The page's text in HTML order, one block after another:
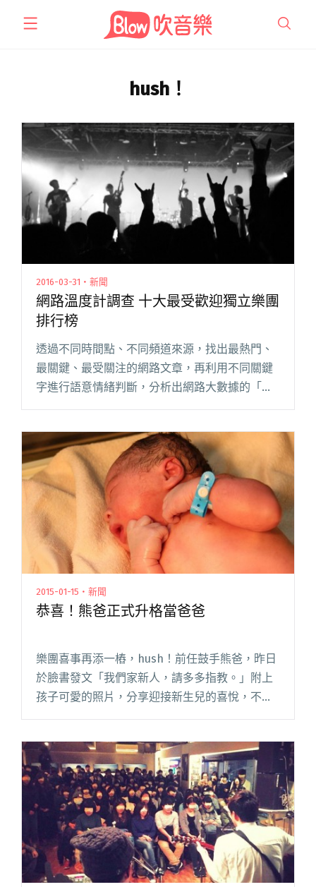
hush！
2016-03-31・新聞
網路溫度計調查 十大最受歡迎獨立樂團
排行榜
透過不同時間點、不同頻道來源，找出最熱門、
最關鍵、最受關注的網路文章，再利用不同關鍵
字進行語意情緒判斷，分析出網路大數據的「網
路溫度計」，繼去年公布了一份「網友嚴選十大
獨立音樂圈，分析出一份「十大最閱讀全文 "網
路溫度計調查 十大最受歡迎獨立樂團排行榜"
2015-01-15・新聞
恭喜！熊爸正式升格當爸爸
樂團喜事再添一樁，hush！前任鼓手熊爸，昨日
於臉書發文「我們家新人，請多多指教。」附上
孩子可愛的照片，分享迎接新生兒的喜悅，不少
姿態，引領樂迷隨之進入歌閱讀全文 "恭喜！熊
爸正式升格當爸爸"